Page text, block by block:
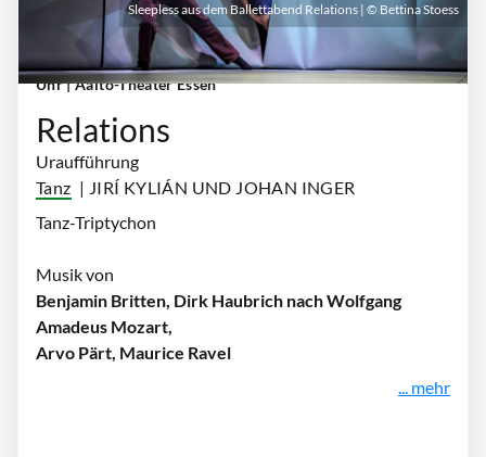
Sonntag, 04. Oktober 2026 | 18:00 Uhr - 20:00
Uhr| Aalto-Theater Essen
Relations
Uraufführung
Tanz | JIRÍ KYLIÁN UND JOHAN INGER
Tanz-Triptychon
Musik von
Benjamin Britten, Dirk Haubrich nach Wolfgang
Amadeus Mozart,
Arvo Pärt, Maurice Ravel
... mehr
Sleepless aus dem Ballettabend Relations | © Bettina Stoess